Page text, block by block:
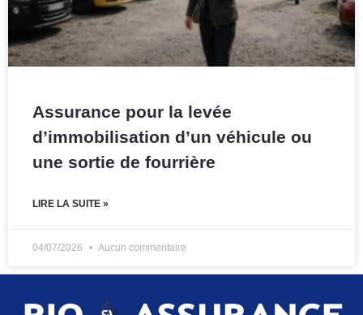
Assurance pour la levée
d’immobilisation d’un véhicule ou
une sortie de fourrière
LIRE LA SUITE »
04/07/2026 Aucun commentaire